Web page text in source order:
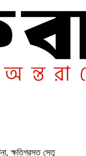
ক্ষতিগ্রস্ত সেতু